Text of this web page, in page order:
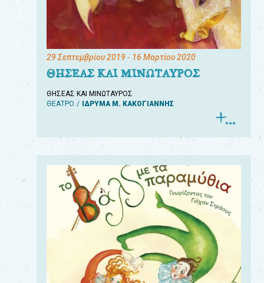
29 Σεπτεμβρίου 2019- 16 Μαρτίου 2020
ΘΗΣΕΑΣ ΚΑΙ ΜΙΝΩΤΑΥΡΟΣ
ΘΗΣΕΑΣ ΚΑΙ ΜΙΝΩΤΑΥΡΟΣ
ΘΕΑΤΡΟ
ΙΔΡΥΜΑ Μ. ΚΑΚΟΓΙΑΝΝΗΣ